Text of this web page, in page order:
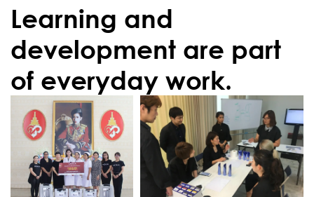
Learning and
development are part
of everyday work.